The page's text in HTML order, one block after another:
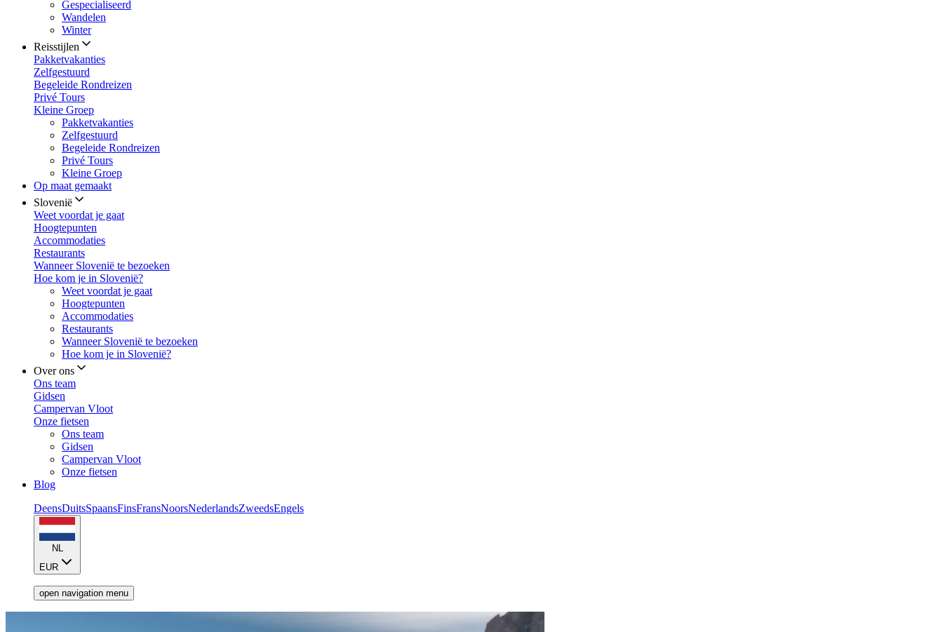
Gespecialiseerd
Wandelen
Winter
Reisstijlen
Pakketvakanties
Zelfgestuurd
Begeleide Rondreizen
Privé Tours
Kleine Groep
Pakketvakanties
Zelfgestuurd
Begeleide Rondreizen
Privé Tours
Kleine Groep
Op maat gemaakt
Slovenië
Weet voordat je gaat
Hoogtepunten
Accommodaties
Restaurants
Wanneer Slovenië te bezoeken
Hoe kom je in Slovenië?
Weet voordat je gaat
Hoogtepunten
Accommodaties
Restaurants
Wanneer Slovenië te bezoeken
Hoe kom je in Slovenië?
Over ons
Ons team
Gidsen
Campervan Vloot
Onze fietsen
Ons team
Gidsen
Campervan Vloot
Onze fietsen
Blog
DeensDuitsSpaansFinsFransNoorsNederlandsZweedsEngels
NL
EUR
open navigation menu